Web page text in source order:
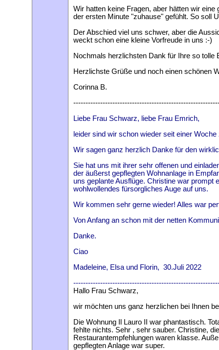
Wir hatten keine Fragen, aber hätten wir
der ersten Minute "zuhause" gefühlt. So soll
Der Abschied viel uns schwer, aber die
weckt schon eine kleine Vorfreude in uns :-)
Nochmals herzlichsten Dank für Ihre so tolle
Herzlichste Grüße und noch einen schönen
Corinna B.
Liebe Frau Schwarz, liebe Frau Emrich,
leider sind wir schon wieder seit einer
Wir sagen ganz herzlich Danke für den
Sie hat uns mit ihrer sehr offenen und
der äußerst gepflegten Wohnanlage in
uns geplante Ausflüge. Christine war prompt
wohlwollendes fürsorgliches Auge auf uns.
Wir kommen sehr gerne wieder! Alles war
Von Anfang an schon mit der netten
Danke.
Ciao
Madeleine, Elsa und Florin, 30.Juli 2022
Hallo Frau Schwarz,
wir möchten uns ganz herzlichen bei Ihnen
Die Wohnung Il Lauro II war phantastisch.
fehlte nichts. Sehr , sehr sauber. Christine,
Restaurantempfehlungen waren klasse.
gepflegten Anlage war super.